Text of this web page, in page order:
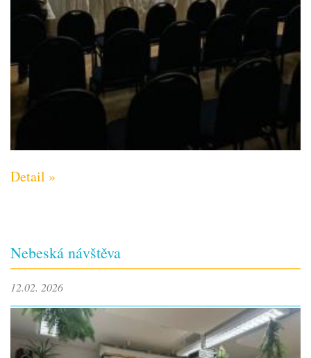
Detail »
Nebeská návštěva
12.02. 2026